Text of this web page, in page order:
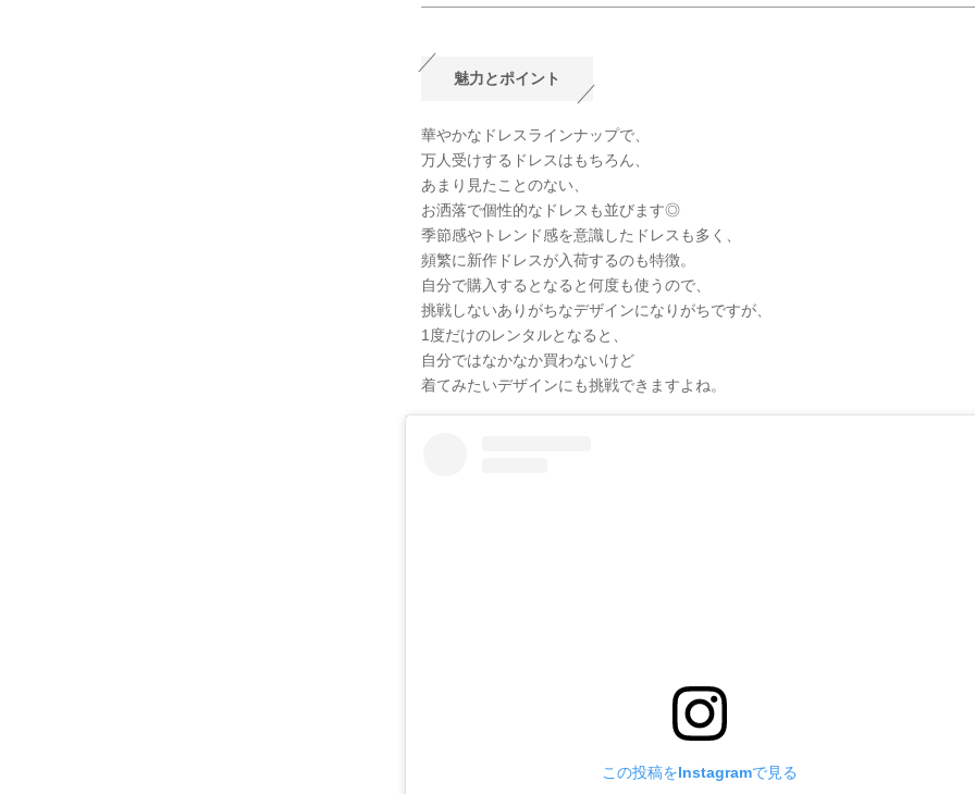
魅力とポイント
華やかなドレスラインナップで、
万人受けするドレスはもちろん、
あまり見たことのない、
お洒落で個性的なドレスも並びます◎
季節感やトレンド感を意識したドレスも多く、
頻繁に新作ドレスが入荷するのも特徴。
自分で購入するとなると何度も使うので、
挑戦しないありがちなデザインになりがちですが、
1度だけのレンタルとなると、
自分ではなかなか買わないけど
着てみたいデザインにも挑戦できますよね。
この投稿をInstagramで見る